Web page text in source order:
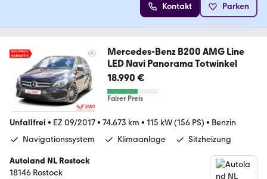
Kontakt Parken
Mercedes-Benz B200 AMG Line
LED Navi Panorama Totwinkel
18.990 €
Fairer Preis
Unfallfrei • EZ 09/2017• 74.673 km • 115 kW (156 PS) • Benzin
Navigationssystem
Klimaanlage Sitzheizung
Autoland NL Rostock
18146 Rostock